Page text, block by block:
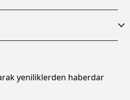
yeniliklerden haberdar